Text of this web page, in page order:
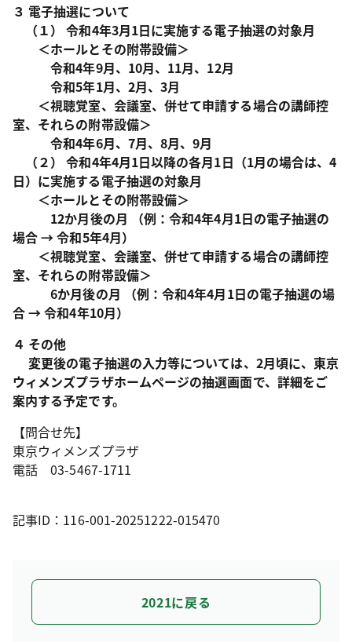
３ 電子抽選について
（１） 令和4年3月1日に実施する電子抽選の対象月
＜ホールとその附帯設備＞
令和4年9月、10月、11月、12月
令和5年1月、2月、3月
＜視聴覚室、会議室、併せて申請する場合の講師控
室、それらの附帯設備＞
令和4年6月、7月、8月、9月
（２） 令和4年4月1日以降の各月1日（1月の場合は、4
日）に実施する電子抽選の対象月
＜ホールとその附帯設備＞
12か月後の月 （例：令和4年4月1日の電子抽選の
場合 → 令和5年4月）
＜視聴覚室、会議室、併せて申請する場合の講師控
室、それらの附帯設備＞
6か月後の月 （例：令和4年4月1日の電子抽選の場
合 → 令和4年10月）
４ その他
変更後の電子抽選の入力等については、2月頃に、東京
ウィメンズプラザホームページの抽選画面で、詳細をご
案内する予定です。
【問合せ先】
東京ウィメンズプラザ
電話 03-5467-1711
記事ID：116-001-20251222-015470
2021に戻る